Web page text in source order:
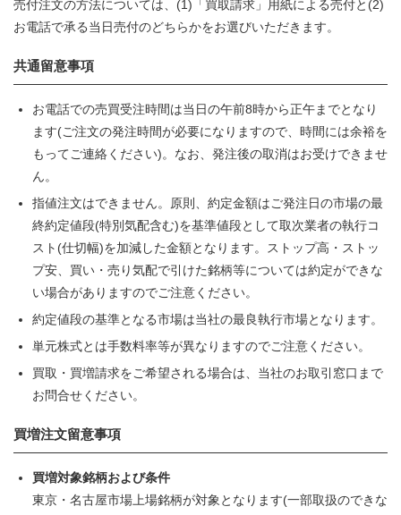
売付注文の方法については、(1)「買取請求」用紙による売付と(2)
お電話で承る当日売付のどちらかをお選びいただきます。
共通留意事項
お電話での売買受注時間は当日の午前8時から正午までとなり
ます(ご注文の発注時間が必要になりますので、時間には余裕を
もってご連絡ください)。なお、発注後の取消はお受けできませ
ん。
指値注文はできません。原則、約定金額はご発注日の市場の最
終約定値段(特別気配含む)を基準値段として取次業者の執行コ
スト(仕切幅)を加減した金額となります。ストップ高・ストッ
プ安、買い・売り気配で引けた銘柄等については約定ができな
い場合がありますのでご注意ください。
約定値段の基準となる市場は当社の最良執行市場となります。
単元株式とは手数料率等が異なりますのでご注意ください。
買取・買増請求をご希望される場合は、当社のお取引窓口まで
お問合せください。
買増注文留意事項
買増対象銘柄および条件
東京・名古屋市場上場銘柄が対象となります(一部取扱のできな